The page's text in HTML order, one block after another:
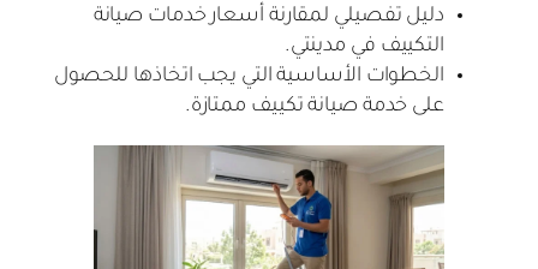
دليل تفصيلي لمقارنة أسعار خدمات صيانة
التكييف في مدينتي.
الخطوات الأساسية التي يجب اتخاذها للحصول
على خدمة صيانة تكييف ممتازة.